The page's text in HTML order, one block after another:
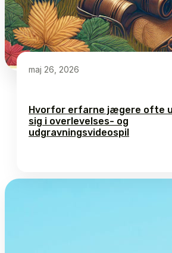
maj 26, 2026
Hvorfor erfarne jægere ofte
sig i overlevelses- og
udgravningsvideospil